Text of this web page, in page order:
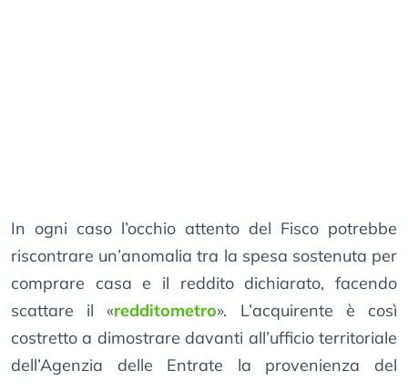
In ogni caso l’occhio attento del Fisco potrebbe
riscontrare un’anomalia tra la spesa sostenuta per
comprare casa e il reddito dichiarato, facendo
scattare il «redditometro». L’acquirente è così
costretto a dimostrare davanti all’ufficio territoriale
dell’Agenzia delle Entrate la provenienza del